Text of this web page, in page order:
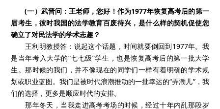
(一）武晋问：王老师，您好！作为1977年恢复高考后的第一
届考生，彼时我国的法学教育百废待兴，是什么样的契机促使您
确立了对民法学的学术志趣？
王利明教授答：说起这个话题，时间就要倒回到1977年。我
是当年考入大学的“七七级”学生，也是恢复高考后的第一批大学
生。那时候的我们，并不像现在的同学们一样有着明确的学术规
划或职业蓝图。我们是被时代浪潮推动的一批幸运的“弄潮儿”，我
们的选择，更多是顺应时代的安排。
那年冬天，当我走进高考考场的时候，经过十年内乱那段岁